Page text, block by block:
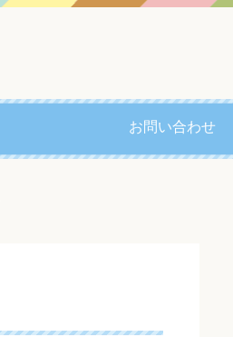
お問い合わせ